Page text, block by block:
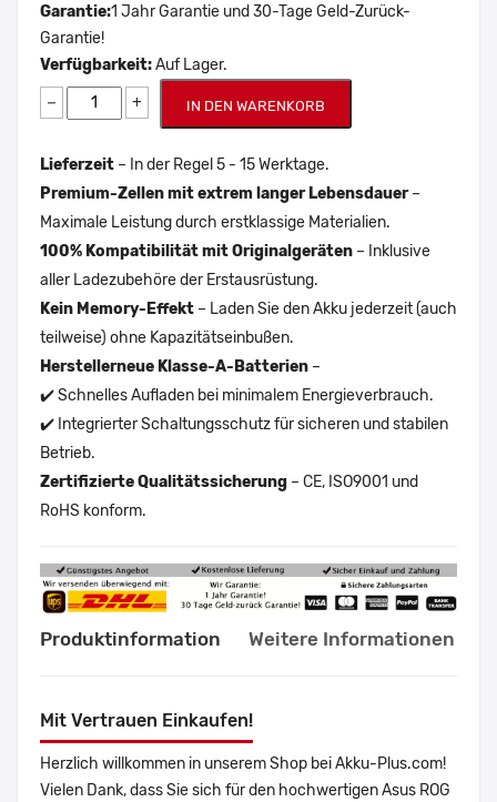
Garantie:1 Jahr Garantie und 30-Tage Geld-Zurück-
Garantie!
Verfügbarkeit:Auf Lager.
− + IN DEN WARENKORB
Lieferzeit – In der Regel 5 - 15 Werktage.
Premium-Zellen mit extrem langer Lebensdauer–
Maximale Leistung durch erstklassige Materialien.
100% Kompatibilität mit Originalgeräten – Inklusive
aller Ladezubehöre der Erstausrüstung.
Kein Memory-Effekt – Laden Sie den Akku jederzeit (auch
teilweise) ohne Kapazitätseinbußen.
Herstellerneue Klasse-A-Batterien –
✔️ Schnelles Aufladen bei minimalem Energieverbrauch.
✔️ Integrierter Schaltungsschutz für sicheren und stabilen
Betrieb.
Zertifizierte Qualitätssicherung – CE, ISO9001 und
RoHS konform.
Produktinformation Weitere Informationen
Mit Vertrauen Einkaufen!
Herzlich willkommen in unserem Shop bei Akku-Plus.com!
Vielen Dank, dass Sie sich für den hochwertigen Asus ROG